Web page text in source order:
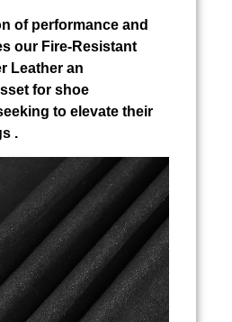
of performance and
our Fire-Resistant
Leather an
for shoe
to elevate their
.